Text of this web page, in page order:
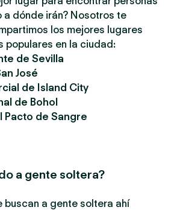
a dónde irán? Nosotros te
los mejores lugares
populares en la ciudad:
de Sevilla
José
de Island City
de Bohol
Pacto de Sangre
a gente soltera?
buscan a gente soltera ahí